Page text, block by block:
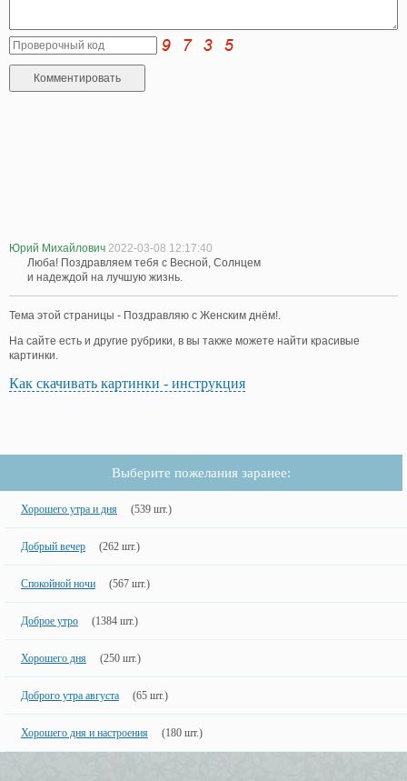
Юрий Михайлович 2022-03-08 12:17:40
Люба! Поздравляем тебя с Весной, Солнцем
и надеждой на лучшую жизнь.
Тема этой страницы - Поздравляю с Женским днём!.
На сайте есть и другие рубрики, в вы также можете найти красивые
картинки.
Как скачивать картинки - инструкция
Выберите пожелания заранее:
Хорошего утра и дня (539 шт.)
Добрый вечер (262 шт.)
Спокойной ночи (567 шт.)
Доброе утро (1384 шт.)
Хорошего дня (250 шт.)
Доброго утра августа (65 шт.)
Хорошего дня и настроения (180 шт.)